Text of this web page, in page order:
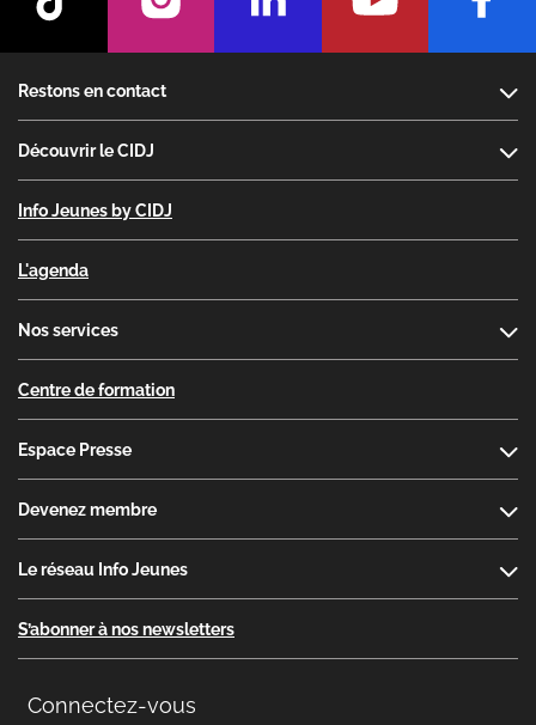
Restons en contact
Découvrir le CIDJ
Info Jeunes by CIDJ
L'agenda
Nos services
Centre de formation
Espace Presse
Devenez membre
Le réseau Info Jeunes
S’abonner à nos newsletters
Connectez-vous